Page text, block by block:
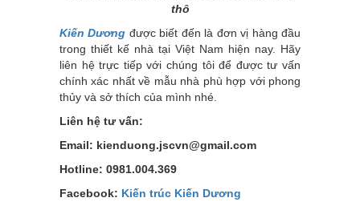
thô
Kiến Dương được biết đến là đơn vị hàng đầu
trong thiết kế nhà tại Việt Nam hiện nay. Hãy
liên hệ trực tiếp với chúng tôi để được tư vấn
chính xác nhất về mẫu nhà phù hợp với phong
thủy và sở thích của mình nhé.
Liên hệ tư vấn:
Email: kienduong.jscvn@gmail.com
Hotline: 0981.004.369
Facebook: Kiến trúc Kiến Dương